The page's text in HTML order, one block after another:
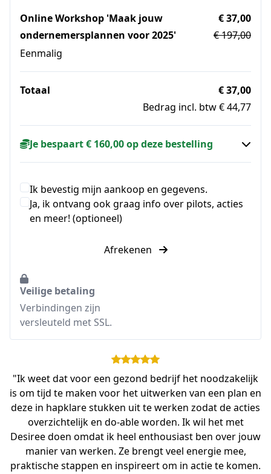
Online Workshop 'Maak jouw
ondernemersplannen voor 2025'
Eenmalig
€ 37,00
€ 197,00
Totaal
€ 37,00
Bedrag incl. btw € 44,77
Je bespaart € 160,00 op deze bestelling
Ik bevestig mijn aankoop en gegevens.
Ja, ik ontvang ook graag info over pilots, acties
en meer! (optioneel)
Afrekenen
Veilige betaling
Verbindingen zijn
versleuteld met SSL.
"Ik weet dat voor een gezond bedrijf het noodzakelijk
is om tijd te maken voor het uitwerken van een plan en
deze in hapklare stukken uit te werken zodat de acties
overzichtelijk en do-able worden. Ik wil het met
Desiree doen omdat ik heel enthousiast ben over jouw
manier van werken. Ze brengt veel energie mee,
praktische stappen en inspireert om in actie te komen.